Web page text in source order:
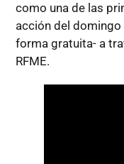
como una de las
acción del
forma gratuita- a
RFME.